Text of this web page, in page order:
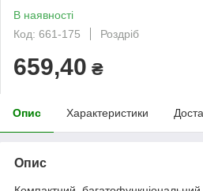
В наявності
Код: 661-175
Роздріб
659,40 ₴
Опис Характеристики
Опис